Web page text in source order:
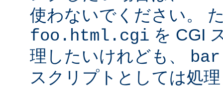
使わないでください。
foo.html.cgi を CGI
理したいけれども、
スクリプトとしては処